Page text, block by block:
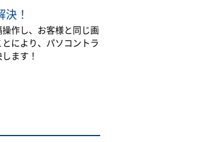
！
作し、お客様と同じ画
により、パソコントラ
ます！